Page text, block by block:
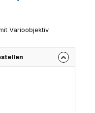
Varioobjektiv